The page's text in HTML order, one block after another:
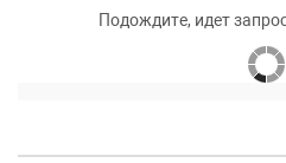
Подождите, идет